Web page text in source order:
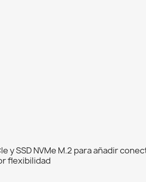
y SSD NVMe M.2 para añadir
flexibilidad